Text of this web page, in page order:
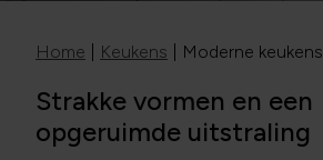
Home Keukens Moderne keukens
Strakke vormen en een
opgeruimde uitstraling